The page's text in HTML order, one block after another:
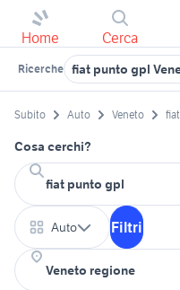
Home Cerca
Ricerche fiat punto gpl
Subito Auto Veneto
Cosa cerchi?
Auto Filtri